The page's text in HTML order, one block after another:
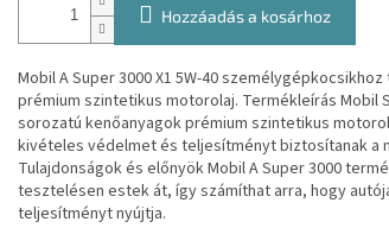
Hozzáadás a kosárhoz
Mobil A Super 3000 X1 5W-40
prémium szintetikus motorolaj. Termékleírás Mobil
sorozatú kenőanyagok prémium szintetikus
kivételes védelmet és teljesítményt biztosítanak a
Tulajdonságok és előnyök Mobil A Super 3000
tesztelésen estek át, így számíthat arra, hogy
teljesítményt nyújtja.